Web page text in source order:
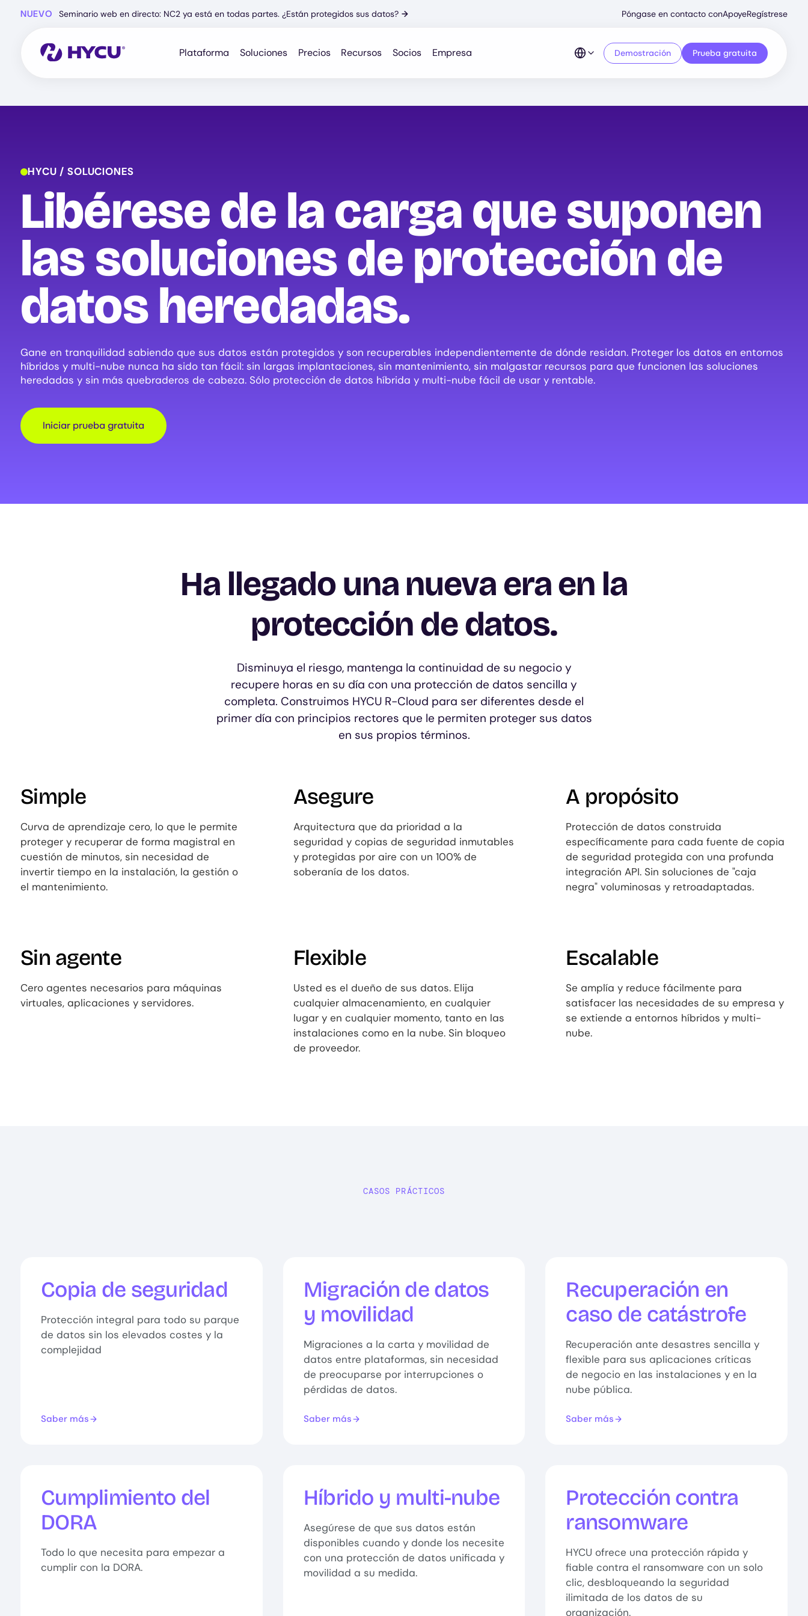
NUEVO Seminario web en directo: NC2 ya está en todas partes. ¿Están protegidos sus datos? →
Secondary
Menu
Póngase en contacto conApoyeRegístrese
Plataforma Soluciones Precios Recursos Socios Empresa Demostración Prueba gratuita
HYCU / SOLUCIONES
Libérese de la carga que suponen
las soluciones de protección de
datos heredadas.
Gane en tranquilidad sabiendo que sus datos están protegidos y son recuperables independientemente de dónde residan. Proteger los datos en entornos
híbridos y multi-nube nunca ha sido tan fácil: sin largas implantaciones, sin mantenimiento, sin malgastar recursos para que funcionen las soluciones
heredadas y sin más quebraderos de cabeza. Sólo protección de datos híbrida y multi-nube fácil de usar y rentable.
Iniciar prueba gratuita
Ha llegado una nueva era en la
protección de datos.
Disminuya el riesgo, mantenga la continuidad de su negocio y
recupere horas en su día con una protección de datos sencilla y
completa. Construimos HYCU R-Cloud para ser diferentes desde el
primer día con principios rectores que le permiten proteger sus datos
en sus propios términos.
Simple
Curva de aprendizaje cero, lo que le permite
proteger y recuperar de forma magistral en
cuestión de minutos, sin necesidad de
invertir tiempo en la instalación, la gestión o
el mantenimiento.
Asegure
Arquitectura que da prioridad a la
seguridad y copias de seguridad inmutables
y protegidas por aire con un 100% de
soberanía de los datos.
A propósito
Protección de datos construida
específicamente para cada fuente de copia
de seguridad protegida con una profunda
integración API. Sin soluciones de "caja
negra" voluminosas y retroadaptadas.
Sin agente
Cero agentes necesarios para máquinas
virtuales, aplicaciones y servidores.
Flexible
Usted es el dueño de sus datos. Elija
cualquier almacenamiento, en cualquier
lugar y en cualquier momento, tanto en las
instalaciones como en la nube. Sin bloqueo
de proveedor.
Escalable
Se amplía y reduce fácilmente para
satisfacer las necesidades de su empresa y
se extiende a entornos híbridos y multi-
nube.
CASOS PRÁCTICOS
Copia de seguridad
Protección integral para todo su parque
de datos sin los elevados costes y la
complejidad
Saber más
Migración de datos
y movilidad
Migraciones a la carta y movilidad de
datos entre plataformas, sin necesidad
de preocuparse por interrupciones o
pérdidas de datos.
Saber más
Recuperación en
caso de catástrofe
Recuperación ante desastres sencilla y
flexible para sus aplicaciones críticas
de negocio en las instalaciones y en la
nube pública.
Saber más
Cumplimiento del
DORA
Todo lo que necesita para empezar a
cumplir con la DORA.
Híbrido y multi-nube
Asegúrese de que sus datos están
disponibles cuando y donde los necesite
con una protección de datos unificada y
movilidad a su medida.
Protección contra
ransomware
HYCU ofrece una protección rápida y
fiable contra el ransomware con un solo
clic, desbloqueando la seguridad
ilimitada de los datos de su
organización.